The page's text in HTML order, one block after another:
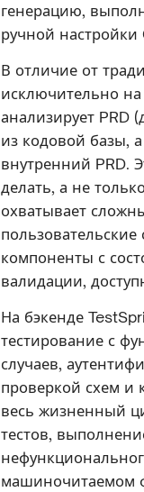
генерацию,
ручной настройки
В отличие от
исключительно
анализирует PRD
из кодовой базы,
внутренний PRD.
делать, а не
охватывает
компоненты с
валидации,
На бэкенде
тестирование с
случаев,
проверкой схем и
весь жизненный
тестов,
машиночитаемом